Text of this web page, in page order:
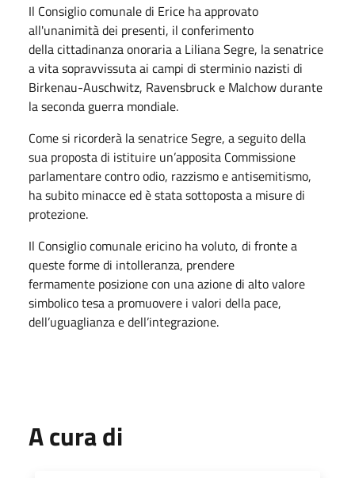
Il Consiglio comunale di Erice ha approvato
all'unanimità dei presenti, il conferimento
della cittadinanza onoraria a Liliana Segre, la senatrice
a vita sopravvissuta ai campi di sterminio nazisti di
Birkenau-Auschwitz, Ravensbruck e Malchow durante
la seconda guerra mondiale.
Come si ricorderà la senatrice Segre, a seguito della
sua proposta di istituire un’apposita Commissione
parlamentare contro odio, razzismo e antisemitismo,
ha subito minacce ed è stata sottoposta a misure di
protezione.
Il Consiglio comunale ericino ha voluto, di fronte a
queste forme di intolleranza, prendere
fermamente posizione con una azione di alto valore
simbolico tesa a promuovere i valori della pace,
dell’uguaglianza e dell’integrazione.
A cura di